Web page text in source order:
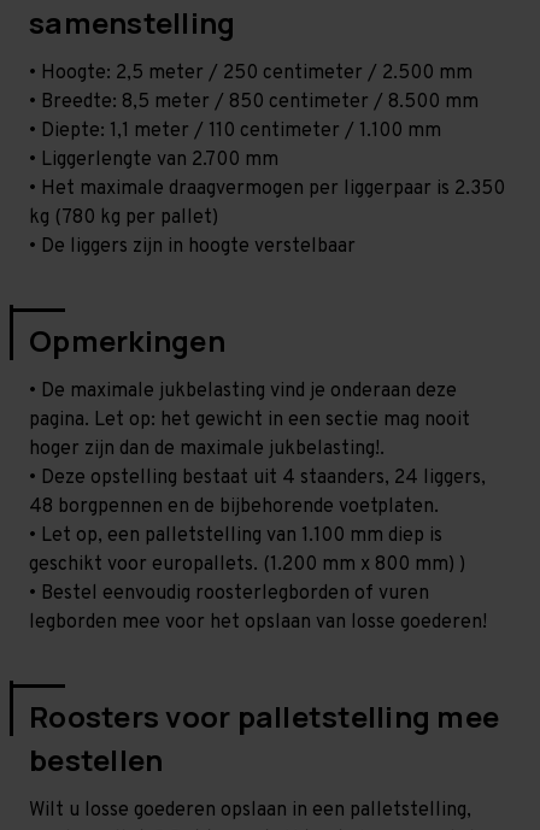
samenstelling
• Hoogte: 2,5 meter / 250 centimeter / 2.500 mm
• Breedte: 8,5 meter / 850 centimeter / 8.500 mm
• Diepte: 1,1 meter / 110 centimeter / 1.100 mm
• Liggerlengte van 2.700 mm
• Het maximale draagvermogen per liggerpaar is 2.350
kg (780 kg per pallet)
• De liggers zijn in hoogte verstelbaar
Opmerkingen
• De maximale jukbelasting vind je onderaan deze
pagina. Let op: het gewicht in een sectie mag nooit
hoger zijn dan de maximale jukbelasting!.
• Deze opstelling bestaat uit 4 staanders, 24 liggers,
48 borgpennen en de bijbehorende voetplaten.
• Let op, een palletstelling van 1.100 mm diep is
geschikt voor europallets. (1.200 mm x 800 mm) )
• Bestel eenvoudig roosterlegborden of vuren
legborden mee voor het opslaan van losse goederen!
Roosters voor palletstelling mee
bestellen
Wilt u losse goederen opslaan in een palletstelling,